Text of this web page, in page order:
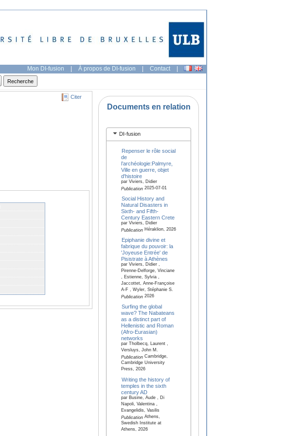
Mon DI-fusion | À propos de DI-fusion | Contact |
Citer
Documents en relation
DI-fusion
Repenser le rôle social
de
l’archéologie:Palmyre,
Ville en guerre, objet
d'histoire
par Viviers, Didier
Publication2025-07-01
Social History and
Natural Disasters in
Sixth- and Fifth-
Century Eastern Crete
par Viviers, Didier
PublicationHéraklion, 2026
Epiphanie divine et
fabrique du pouvoir: la
'Joyeuse Entrée' de
Pisistrate à Athènes
par Viviers, Didier ,
Pirenne-Delforge, Vinciane
, Estienne, Sylvia ,
Jaccottet, Anne-Françoise
A-F , Wyler, Stéphanie S.
Publication2026
Surfing the global
wave? The Nabateans
as a distinct part of
Hellenistic and Roman
(Afro-Eurasian)
networks
par Tholbecq, Laurent ,
Versluys, John M.
PublicationCambridge,
Cambridge University
Press, 2026
Writing the history of
temples in the sixth
century AD
par Busine, Aude , Di
Napoli, Valentina ,
Evangelidis, Vasilis
PublicationAthens,
Swedish Institute at
Athens, 2026